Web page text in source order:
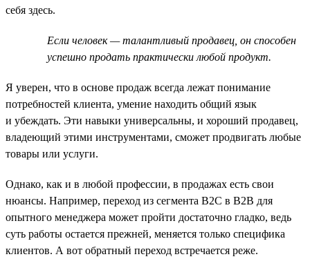
себя здесь.
Если человек — талантливый продавец, он способен
успешно продать практически любой продукт.
Я уверен, что в основе продаж всегда лежат понимание
потребностей клиента, умение находить общий язык
и убеждать. Эти навыки универсальны, и хороший продавец,
владеющий этими инструментами, сможет продвигать любые
товары или услуги.
Однако, как и в любой профессии, в продажах есть свои
нюансы. Например, переход из сегмента B2C в B2B для
опытного менеджера может пройти достаточно гладко, ведь
суть работы остается прежней, меняется только специфика
клиентов. А вот обратный переход встречается реже.